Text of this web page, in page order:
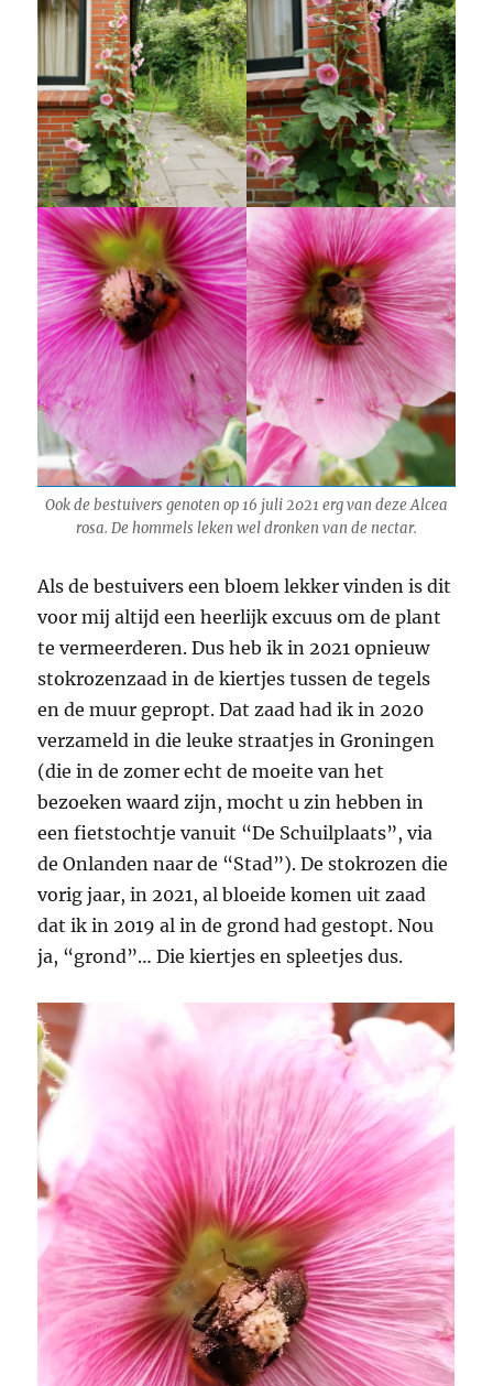
Ook de bestuivers genoten op 16 juli 2021 erg van dezeAlcea
rosa. De hommels leken wel dronken van de nectar.
Als de bestuivers een bloem lekker vinden is dit
voor mij altijd een heerlijk excuus om de plant
te vermeerderen. Dus heb ik in 2021 opnieuw
stokrozenzaad in de kiertjes tussen de tegels
en de muur gepropt. Dat zaad had ik in 2020
verzameld in die leuke straatjes in Groningen
(die in de zomer echt de moeite van het
bezoeken waard zijn, mocht u zin hebben in
een fietstochtje vanuit “De Schuilplaats”, via
de Onlanden naar de “Stad”). De stokrozen die
vorig jaar, in 2021, al bloeide komen uit zaad
dat ik in 2019 al in de grond had gestopt. Nou
ja, “grond”… Die kiertjes en spleetjes dus.